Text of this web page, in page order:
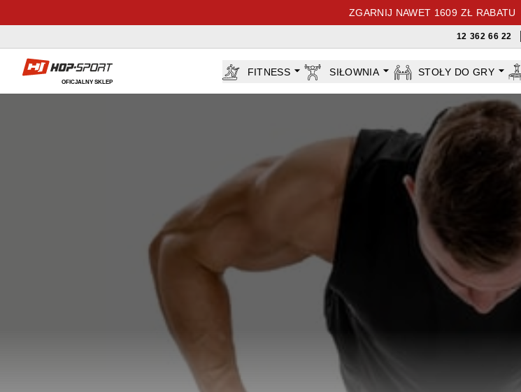
ZGARNIJ NAWET 1609 ZŁ RABATU
12 362 66 22
Sklep Hop-sport.pl
OFICJALNY SKLEP
FITNESS SIŁOWNIA STOŁY DO GRY